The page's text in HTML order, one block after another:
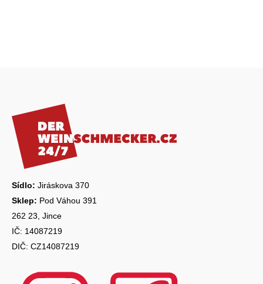
Sídlo: Jiráskova 370
Sklep: Pod Váhou 391
262 23, Jince
IČ: 14087219
DIČ: CZ14087219